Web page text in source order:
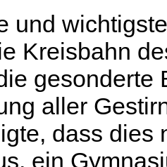
und
Kreisbahn
gesonderte
aller
dass dies
ein